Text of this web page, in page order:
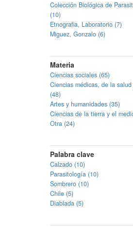
Colección Biológica de
(10)
Etnografia, Laboratorio (7)
Miguez, Gonzalo (6)
Materia
Ciencias sociales (65)
Ciencias médicas, de la
(48)
Artes y humanidades (35)
Ciencias de la tierra y el
Otra (24)
Palabra clave
Calzado (10)
Parasitología (10)
Sombrero (10)
Chile (5)
Diablada (5)